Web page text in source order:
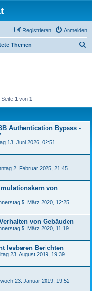
Anmelden
Registrieren
Themen
Seite 1 von 1
Authentication Bypass -
13. Juni 2026, 02:51
2. Februar 2025, 21:45
von
5. März 2020, 12:25
von Gebäuden
5. März 2020, 11:19
lesbaren Berichten
23. August 2019, 19:39
23. Januar 2019, 19:52